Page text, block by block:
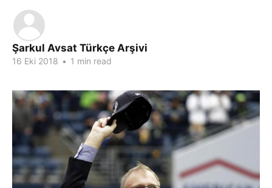
Şarkul Avsat Türkçe Arşivi
16 Eki 2018 • 1 min read